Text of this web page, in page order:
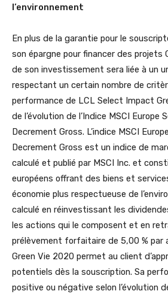
l’environnement
En plus de la garantie pour le
son épargne pour financer des projets
de son investissement sera liée à un
respectant un certain nombre de
performance de LCL Select Impact
de l’évolution de l’Indice MSCI Europe
Decrement Gross. L’indice MSCI
Decrement Gross est un indice de
calculé et publié par MSCI Inc. et
européens offrant des biens et
économie plus respectueuse de
calculé en réinvestissant les
les actions qui le composent et en
prélèvement forfaitaire de 5,00 % par
Green Vie 2020 permet au client
potentiels dès la souscription. Sa
positive ou négative selon l’évolution